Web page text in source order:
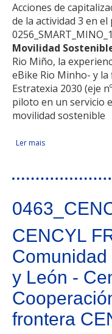
Acciones de
de la actividad 3 en
Movilidad
Rio Miño, la
eBike Rio Minho- y la
Estratexia 2030 (eje
piloto en un servicio
movilidad sostenible
Ler mais acerca de
sostenible en la
CENCYL
y León -
frontera